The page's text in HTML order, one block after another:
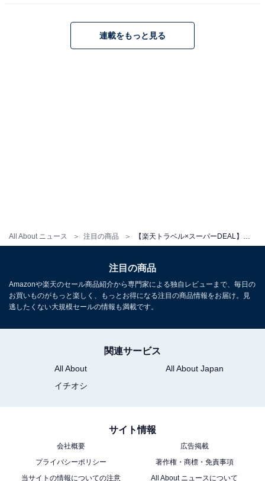
All About ニュース 注目の商品
連載をもっと見る
注目の商品
Amazonや楽天のセール商品紹介から専門家による独自レビューまで、毎日の
お買いものがもっと楽しく、もっとお得になる注目の商品情報をお届け。見
逃したくない大規模セールの情報も満載です。
関連サービス
All About
All About Japan
イチオシ
サイト情報
会社概要
広告掲載
プライバシーポリシー
著作権・商標・免責事項
当サイトの情報についての注意
All About ニュースについて